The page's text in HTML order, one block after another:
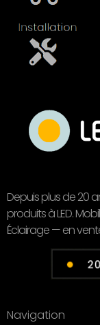
Depuis plus de 20
produits à LED.
Éclairage — en
Navigation